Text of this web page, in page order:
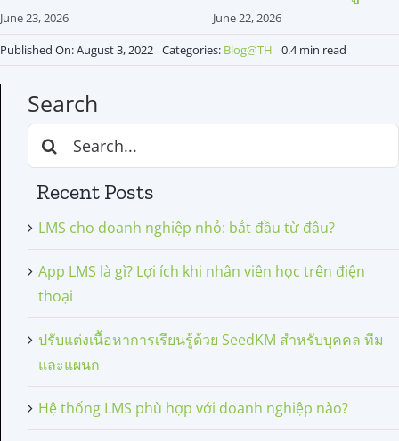
June 23, 2026 June 22, 2026
Published On: August 3, 2022 Categories: Blog@TH 0.4 min read
Search
Search
for:
Recent Posts
LMS cho doanh nghiệp nhỏ: bắt đầu từ đâu?
App LMS là gì? Lợi ích khi nhân viên học trên điện
thoại
ปรับแต่งเนื้อหาการเรียนรู้ด้วย SeedKM สำหรับบุคคล ทีม
และแผนก
Hệ thống LMS phù hợp với doanh nghiệp nào?